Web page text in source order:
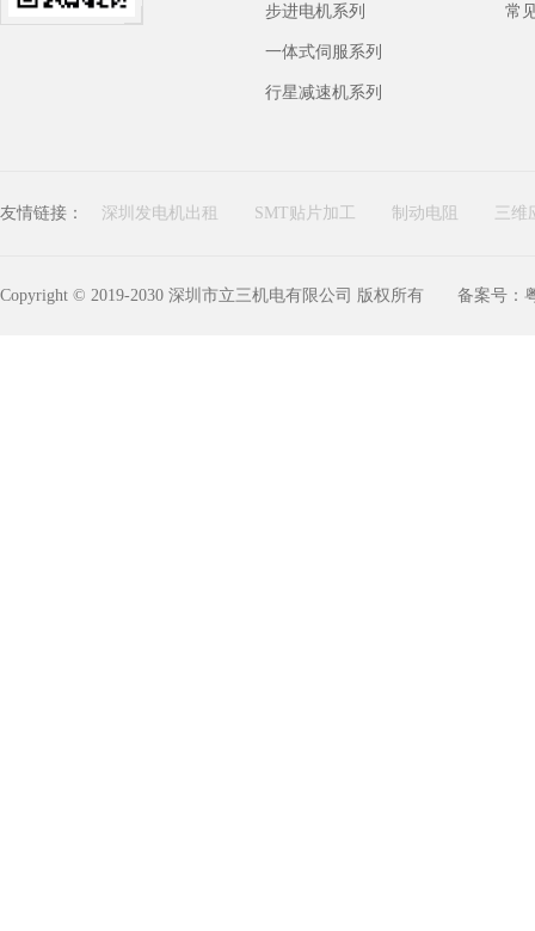
步进电机系列
一体式伺服系列
行星减速机系列
常
友情链接： 深圳发电机出租 SMT贴片加工 制动电阻 三维
Copyright © 2019-2030 深圳市立三机电有限公司 版权所有 备案号：